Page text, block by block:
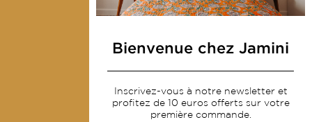
Sacs & pochettes
Services
Livraison & retour
Bienvenue chez Jamini
Inscrivez-vous à notre newsletter et
profitez de 10 euros offerts sur votre
première commande.